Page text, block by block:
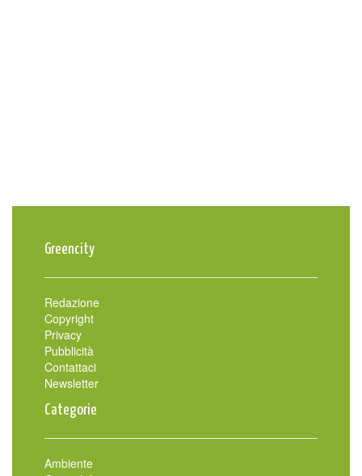
Greencity
Redazione
Copyright
Privacy
Pubblicità
Contattaci
Newsletter
Categorie
Ambiente